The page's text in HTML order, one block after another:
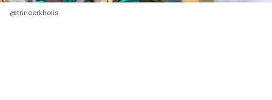
@trinoerkholis